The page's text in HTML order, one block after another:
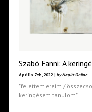
Szabó Fanni: A
április 7th, 2022 | by Napút Online
"felettem ereim /
keringésem tanulom"